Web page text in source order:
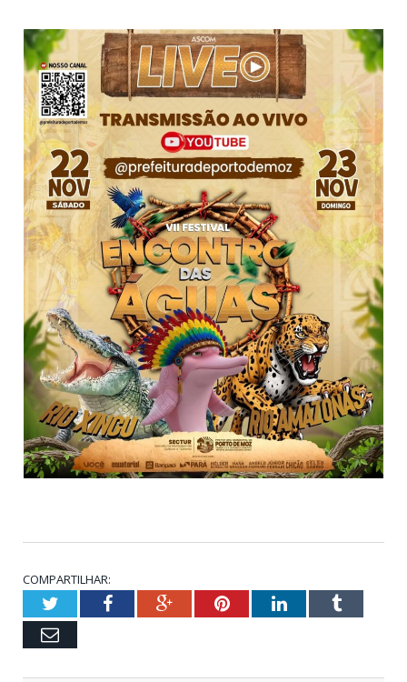
COMPARTILHAR:
TwitterFacebookGoogle+PinterestLinkedInTumblr
Email